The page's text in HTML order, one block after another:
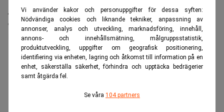
Vi använder kakor och personuppgifter för dessa syften:
Nödvändiga cookies och liknande tekniker, anpassning av
annonser, analys och utveckling, marknadsföring, innehåll,
annons- och innehållsmätning, målgruppsstatistik,
produktutveckling, uppgifter om geografisk positionering,
identifiering via enheten, lagring och åtkomst till information på en
enhet, säkerställa säkerhet, förhindra och upptäcka bedrägerier
samt åtgärda fel.
Se våra 104 partners
Ankara i veckan reste han med ett äldre Air Force
One-plan, inte det skänkta flygplan från Qatar som
han kom dit med.
ANNONS